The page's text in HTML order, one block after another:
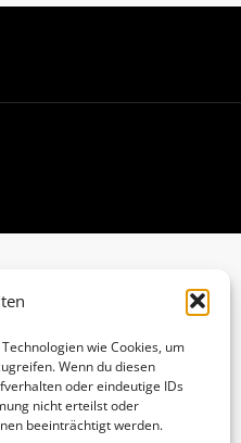
wie Cookies, um
Wenn du diesen
oder eindeutige IDs
nicht erteilst oder
beeinträchtigt werden.